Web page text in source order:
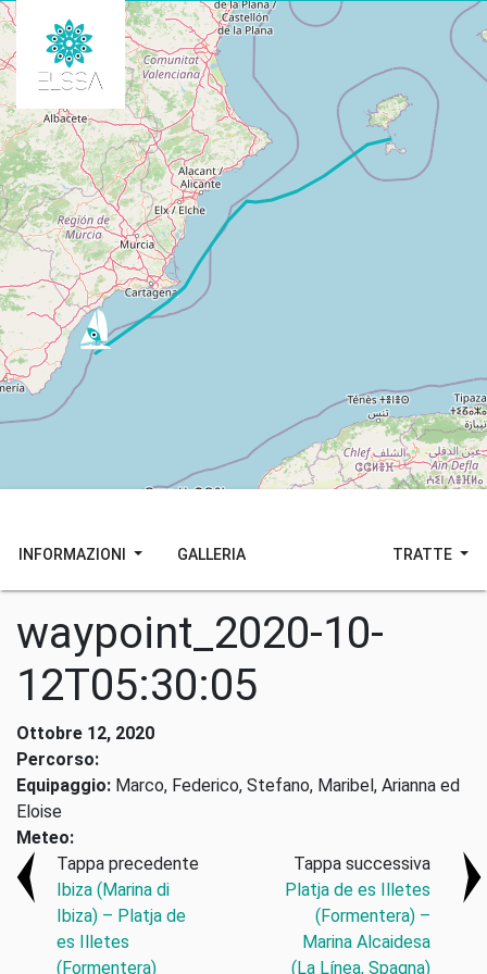
INFORMAZIONI GALLERIA TRATTE
waypoint_2020-10-
12T05:30:05
Ottobre 12, 2020
Percorso:
Equipaggio: Marco, Federico, Stefano, Maribel, Arianna ed
Eloise
Meteo:
Tappa precedente
Ibiza (Marina di
Ibiza) – Platja de
es Illetes
(Formentera)
Tappa successiva
Platja de es Illetes
(Formentera) –
Marina Alcaidesa
(La Línea, Spagna)